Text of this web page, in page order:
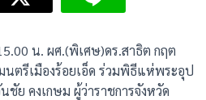
น. ผศ.(พิเศษ)ดร.สาธิต กฤต
ตรีเมืองร้อยเอ็ด ร่วมพิธีแห่พระอุป
ย คงเกษม ผู้ว่าราชการจังหวัด